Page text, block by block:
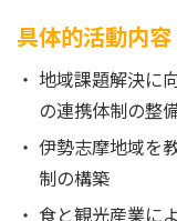
具体的活動内容
地域課題解決に
の連携体制の整
伊勢志摩地域を
制の構築
食と観光産業に